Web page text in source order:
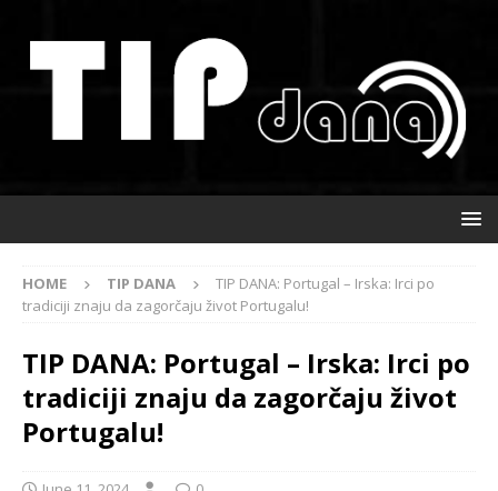
HOME TIP DANA
TIP DANA: Portugal – Irska: Irci po
tradiciji znaju da zagorčaju život Portugalu!
TIP DANA: Portugal – Irska: Irci po
tradiciji znaju da zagorčaju život
Portugalu!